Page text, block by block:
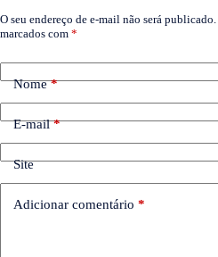
O seu endereço de e-mail não será publicado.
marcados com *
Nome*
E-mail*
Site
Adicionar comentário *